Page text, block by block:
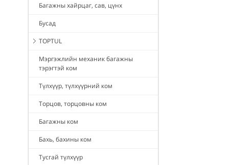
Багажны хайрцаг, сав, цүнх
Бусад
TOPTUL
Мэргэжлийн механик багажны
тэрэгтэй ком
Түлхүүр, түлхүүрний ком
Торцов, торцовны ком
Багажны ком
Бахь, бахины ком
Тусгай түлхүүр